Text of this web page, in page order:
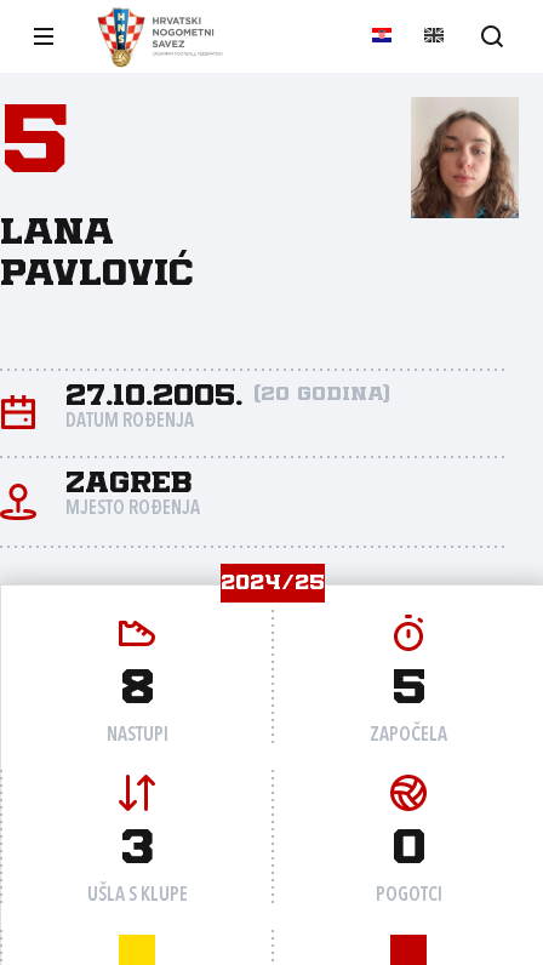
5
Lana
Pavlović
27.10.2005. (20 godina)
DATUM ROĐENJA
Zagreb
MJESTO ROĐENJA
2024/25
8
NASTUPI
5
ZAPOČELA
3
UŠLA S KLUPE
0
POGOTCI